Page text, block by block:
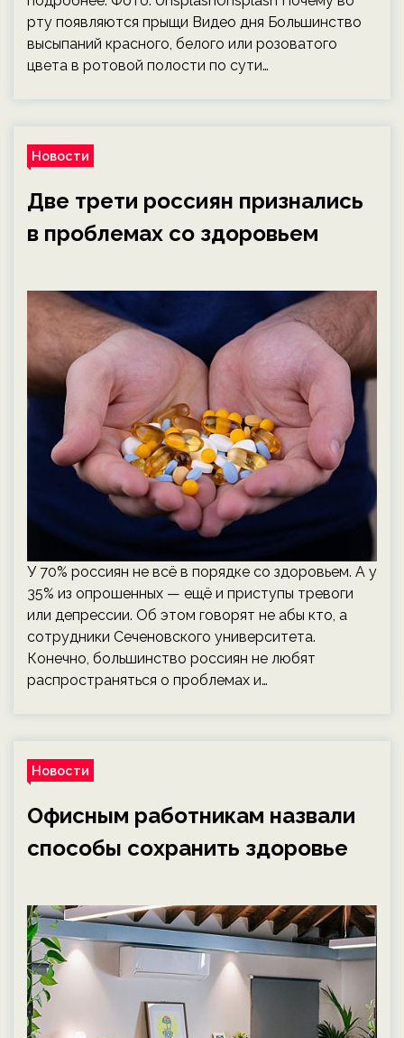
рту появляются прыщи Видео дня Большинство
высыпаний красного, белого или розоватого
цвета в ротовой полости по сути…
Новости
Две трети россиян признались
в проблемах со здоровьем
У 70% россиян не всё в порядке со здоровьем. А у
35% из опрошенных — ещё и приступы тревоги
или депрессии. Об этом говорят не абы кто, а
сотрудники Сеченовского университета.
Конечно, большинство россиян не любят
распространяться о проблемах и…
Новости
Офисным работникам назвали
способы сохранить здоровье